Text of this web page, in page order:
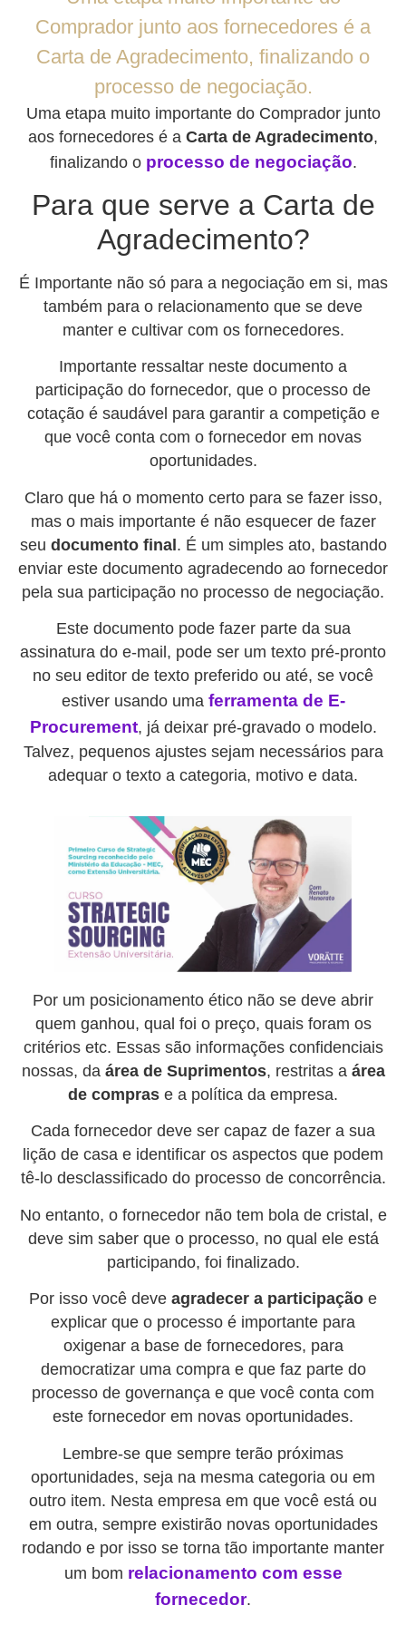
Comprador junto aos fornecedores é a
Carta de Agradecimento, finalizando o
processo de negociação.
Uma etapa muito importante do Comprador junto
aos fornecedores é a Carta de Agradecimento,
finalizando o processo de negociação.
Para que serve a Carta de
Agradecimento?
É Importante não só para a negociação em si, mas
também para o relacionamento que se deve
manter e cultivar com os fornecedores.
Importante ressaltar neste documento a
participação do fornecedor, que o processo de
cotação é saudável para garantir a competição e
que você conta com o fornecedor em novas
oportunidades.
Claro que há o momento certo para se fazer isso,
mas o mais importante é não esquecer de fazer
seu documento final. É um simples ato, bastando
enviar este documento agradecendo ao fornecedor
pela sua participação no processo de negociação.
Este documento pode fazer parte da sua
assinatura do e-mail, pode ser um texto pré-pronto
no seu editor de texto preferido ou até, se você
estiver usando uma ferramenta de E-
Procurement, já deixar pré-gravado o modelo.
Talvez, pequenos ajustes sejam necessários para
adequar o texto a categoria, motivo e data.
Por um posicionamento ético não se deve abrir
quem ganhou, qual foi o preço, quais foram os
critérios etc. Essas são informações confidenciais
nossas, da área de Suprimentos, restritas a área
de compras e a política da empresa.
Cada fornecedor deve ser capaz de fazer a sua
lição de casa e identificar os aspectos que podem
tê-lo desclassificado do processo de concorrência.
No entanto, o fornecedor não tem bola de cristal, e
deve sim saber que o processo, no qual ele está
participando, foi finalizado.
Por isso você deve agradecer a participação e
explicar que o processo é importante para
oxigenar a base de fornecedores, para
democratizar uma compra e que faz parte do
processo de governança e que você conta com
este fornecedor em novas oportunidades.
Lembre-se que sempre terão próximas
oportunidades, seja na mesma categoria ou em
outro item. Nesta empresa em que você está ou
em outra, sempre existirão novas oportunidades
rodando e por isso se torna tão importante manter
um bom relacionamento com esse
fornecedor.